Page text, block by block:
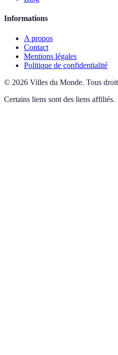
Informations
A propos
Contact
Mentions légales
Politique de confidentialité
© 2026 Villes du Monde. Tous
Certains liens sont des liens affiliés.